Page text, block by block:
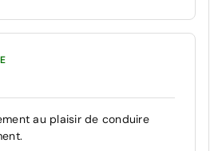
au plaisir de conduire